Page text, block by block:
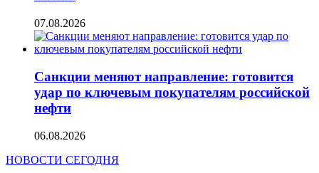
07.08.2026
Санкции меняют направление: готовится
удар по ключевым покупателям российской
нефти
06.08.2026
НОВОСТИ СЕГОДНЯ